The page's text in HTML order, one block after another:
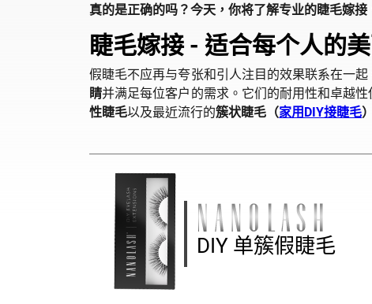
真的是正确的吗？今天，你将了解专业的睫毛嫁
睫毛嫁接 - 适合每个人的
假睫毛不应再与夸张和引人注目的效果联系在一
睛并满足每位客户的需求。它们的耐用性和卓越
性睫毛以及最近流行的簇状睫毛（家用DIY接睫毛）
DIY 单簇假睫毛